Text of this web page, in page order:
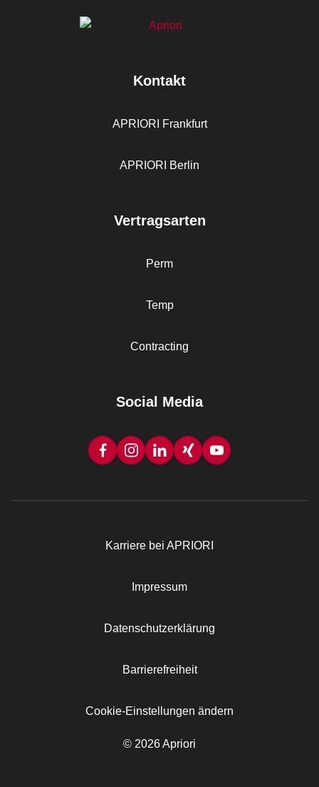
Kontakt
APRIORI Frankfurt
APRIORI Berlin
Vertragsarten
Perm
Temp
Contracting
Social Media
© 2026 Apriori
Karriere bei APRIORI
Impressum
Datenschutzerklärung
Barrierefreiheit
Cookie-Einstellungen ändern